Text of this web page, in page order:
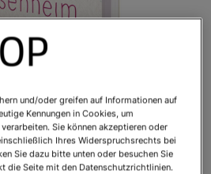
und/oder greifen auf Informationen auf
Kennungen in Cookies, um
Sie können akzeptieren oder
Ihres Widerspruchsrechts bei
Sie dazu bitte unten oder besuchen Sie
die Seite mit den Datenschutzrichtlinien.